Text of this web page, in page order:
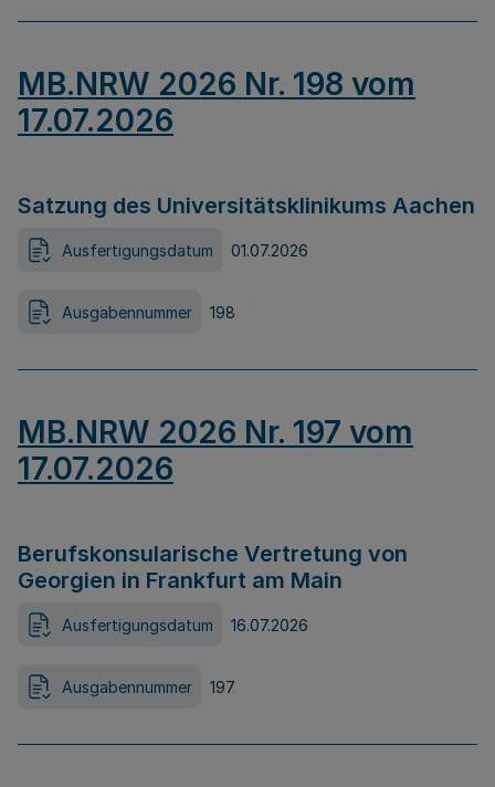
MB.NRW 2026 Nr. 198 vom
17.07.2026
Satzung des Universitätsklinikums Aachen
Ausfertigungsdatum 01.07.2026
Ausgabennummer 198
MB.NRW 2026 Nr. 197 vom
17.07.2026
Berufskonsularische Vertretung von
Georgien in Frankfurt am Main
Ausfertigungsdatum 16.07.2026
Ausgabennummer 197